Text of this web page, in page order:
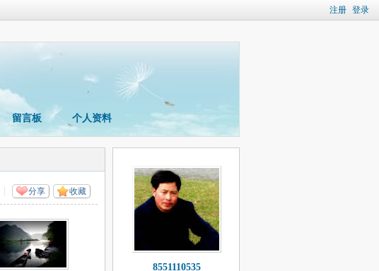
注册 登录
留言板 个人资料
收藏
分享
8551110535